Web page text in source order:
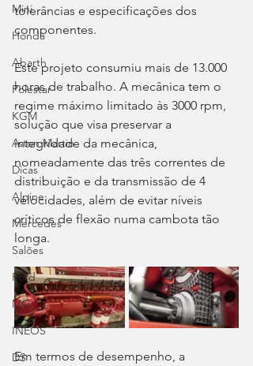
Mini
Honda
Abarth
Polestar
KGM
Aston Martin
Dicas
Alpine
Mercedes
Salões
Ford
MG
INEOS
DS
tolerâncias e especificações dos
componentes.
Este projeto consumiu mais de 13.000
horas de trabalho. A mecânica tem o
regime máximo limitado às 3000 rpm,
solução que visa preservar a
integridade da mecânica,
nomeadamente das três correntes de
distribuição e da transmissão de 4
velocidades, além de evitar níveis
críticos de flexão numa cambota tão
longa.
Em termos de desempenho, a